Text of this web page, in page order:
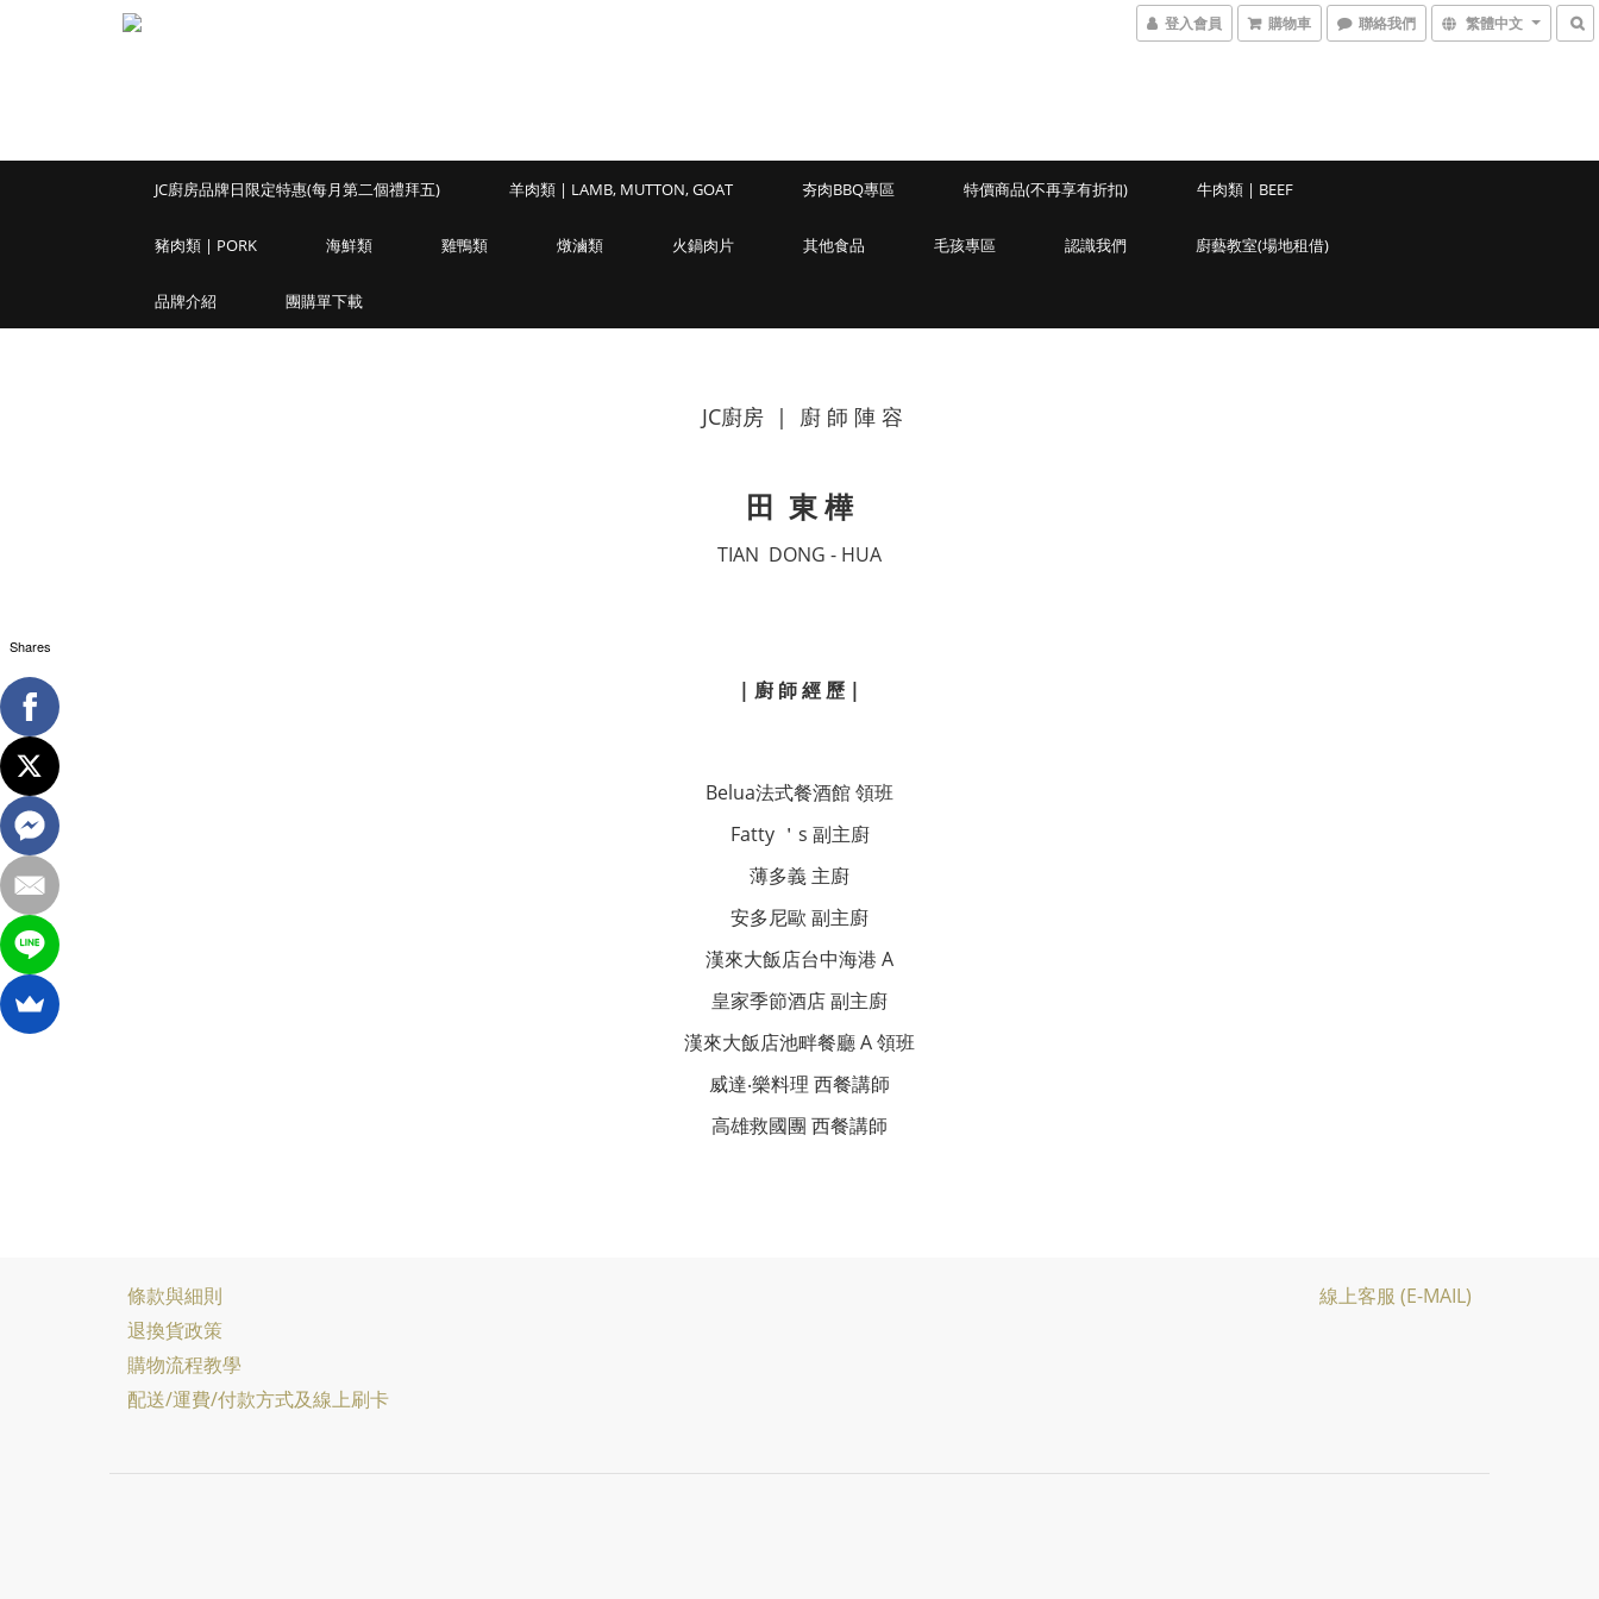
登入會員 購物車 聯絡我們 繁體中文
JC廚房品牌日限定特惠(每月第二個禮拜五) 羊肉類 | LAMB, MUTTON, GOAT 夯肉BBQ專區 特價商品(不再享有折扣) 牛肉類 | BEEF
豬肉類 | PORK 海鮮類 雞鴨類 燉滷類 火鍋肉片 其他食品 毛孩專區 認識我們 廚藝教室(場地租借)
品牌介紹 團購單下載
JC廚房 | 廚 師 陣 容
田 東 樺
TIAN DONG - HUA
| 廚 師 經 歷 |
Belua法式餐酒館 領班
Fatty ＇s 副主廚
薄多義 主廚
安多尼歐 副主廚
漢來大飯店台中海港 A
皇家季節酒店 副主廚
漢來大飯店池畔餐廳 A 領班
威達‧樂料理 西餐講師
高雄救國團 西餐講師
條款與細則
退換貨政策
購物流程教學
配送/運費/付款方式及線上刷卡
線上客服 (E-MAIL)
Shares